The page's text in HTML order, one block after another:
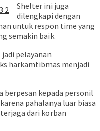
Shelter ini juga
dilengkapi dengan
untuk respon time yang
semakin baik.
pelayanan
harkamtibmas menjadi
kepada personil
pahalanya luar biasa
dari korban